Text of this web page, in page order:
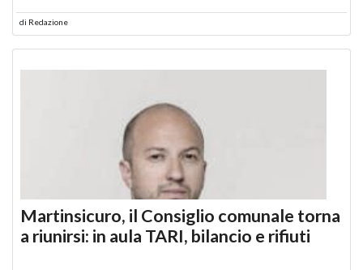
di Redazione
Martinsicuro, il Consiglio comunale torna
a riunirsi: in aula TARI, bilancio e rifiuti